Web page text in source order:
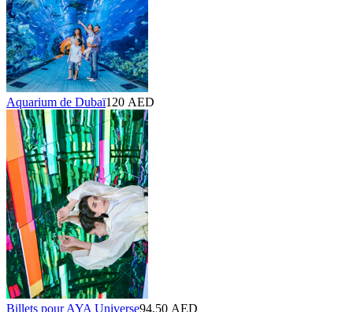
Aquarium de Dubaï120 AED
Billets pour AYA Universe94,50 AED